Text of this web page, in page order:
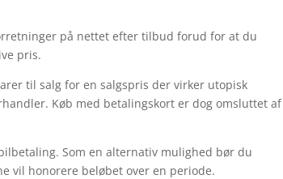
på nettet efter tilbud forud for at du
pris.
til salg for en salgspris der virker utopisk
Køb med betalingskort er dog omsluttet af
Som en alternativ mulighed bør du
vil honorere beløbet over en periode.